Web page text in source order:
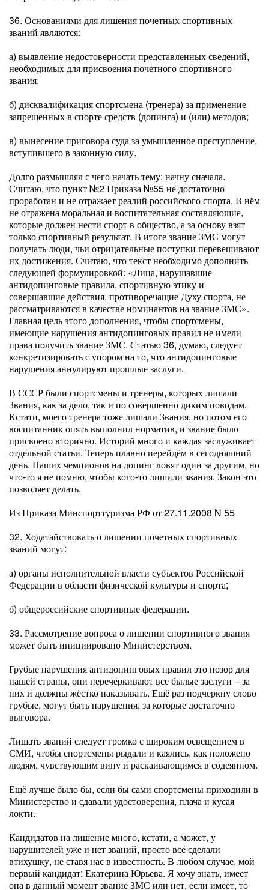
36. Основаниями для лишения почетных спортивных
званий являются:
а) выявление недостоверности представленных сведений,
необходимых для присвоения почетного спортивного
звания;
б) дисквалификация спортсмена (тренера) за применение
запрещенных в спорте средств (допинга) и (или) методов;
в) вынесение приговора суда за умышленное преступление,
вступившего в законную силу.
Долго размышлял с чего начать тему: начну сначала.
Считаю, что пункт №2 Приказа №55 не достаточно
проработан и не отражает реалий российского спорта. В нём
не отражена моральная и воспитательная составляющие,
которые должен нести спорт в общество, а за основу взят
только спортивный результат. В итоге звание ЗМС могут
получать люди, чьи отрицательные поступки перевешивают
их достижения. Считаю, что текст необходимо дополнить
следующей формулировкой: «Лица, нарушавшие
антидопинговые правила, спортивную этику и
совершавшие действия, противоречащие Духу спорта, не
рассматриваются в качестве номинантов на звание ЗМС».
Главная цель этого дополнения, чтобы спортсмены,
имеющие нарушения антидопинговых правил не имели
права получить звание ЗМС. Статью 36, думаю, следует
конкретизировать с упором на то, что антидопинговые
нарушения аннулируют прошлые заслуги.
В СССР были спортсмены и тренеры, которых лишали
Звания, как за дело, так и по совершенно диким поводам.
Кстати, моего тренера тоже лишали Звания, но потом его
воспитанник опять выполнил норматив, и звание было
присвоено вторично. Историй много и каждая заслуживает
отдельной статьи. Теперь плавно перейдём в сегодняшний
день. Наших чемпионов на допинг ловят один за другим, но
что-то я не помню, чтобы кого-то лишили звания. Закон это
позволяет делать.
Из Приказа Минспорттуризма РФ от 27.11.2008 N 55
32. Ходатайствовать о лишении почетных спортивных
званий могут:
а) органы исполнительной власти субъектов Российской
Федерации в области физической культуры и спорта;
б) общероссийские спортивные федерации.
33. Рассмотрение вопроса о лишении спортивного звания
может быть инициировано Министерством.
Грубые нарушения антидопинговых правил это позор для
нашей страны, они перечёркивают все былые заслуги – за
них и должны жёстко наказывать. Ещё раз подчеркну слово
грубые, могут быть нарушения, за которые достаточно
выговора.
Лишать званий следует громко с широким освещением в
СМИ, чтобы спортсмены рыдали и каялись, как положено
людям, чувствующим вину и раскаивающимся в содеянном.
Ещё лучше было бы, если бы сами спортсмены приходили в
Министерство и сдавали удостоверения, плача и кусая
локти.
Кандидатов на лишение много, кстати, а может, у
нарушителей уже и нет званий, просто всё сделали
втихушку, не ставя нас в известность. В любом случае, мой
первый кандидат: Екатерина Юрьева. Я хочу знать, имеет
она в данный момент звание ЗМС или нет, если имеет, то